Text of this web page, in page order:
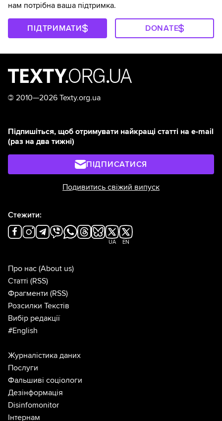
нам потрібна ваша підтримка.
ПІДТРИМАТИ DONATE
© 2010—2026 Texty.org.ua
Підпишіться, щоб отримувати найкращі статті на e-mail
(раз на два тижні)
ПІДПИСАТИСЯ
Подивитись свіжий випуск
Стежити:
UA EN
Про нас (About us)
Статті (RSS)
Фрагменти (RSS)
Розсилки Текстів
Вибір редакції
#English
Журналістика даних
Послуги
Фальшиві соціологи
Дезінформація
Disinfomonitor
Інтернам